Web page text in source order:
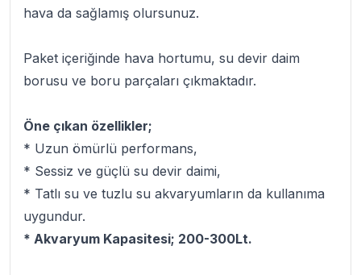
hava da sağlamış olursunuz.
Paket içeriğinde hava hortumu, su devir daim
borusu ve boru parçaları çıkmaktadır.
Öne çıkan özellikler;
* Uzun ömürlü performans,
* Sessiz ve güçlü su devir daimi,
* Tatlı su ve tuzlu su akvaryumların da kullanıma
uygundur.
* Akvaryum Kapasitesi; 200-300Lt.